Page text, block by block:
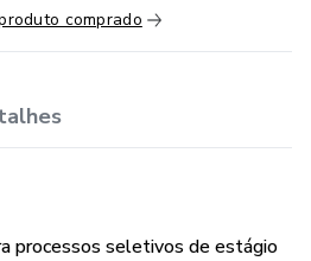
comprado
processos seletivos de estágio